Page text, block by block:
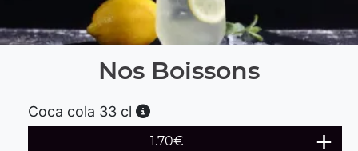
Nos Boissons
Coca cola 33 cl
1.70€